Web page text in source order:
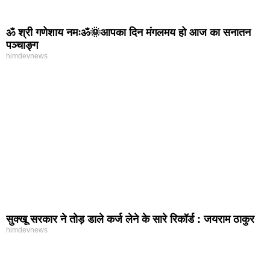
ॐ श्री गणेशाय नमःॐ🌞आपका दिन मंगलमय हो आज का सनातन
पञ्चाङ्ग
himdevnews
सुक्खू सरकार ने तोड़ डाले कर्ज लेने के सारे रिकॉर्ड : जयराम ठाकुर
himdevnews